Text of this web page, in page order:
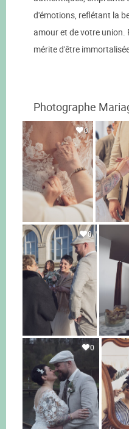
d'émotions, reflétant la
amour et de votre union.
mérite d'être
Photographe
0
0
0